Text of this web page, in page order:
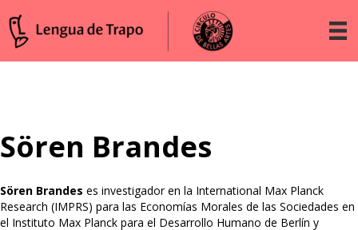
Sören Brandes
Sören Brandes es investigador en la International Max Planck
Research (IMPRS) para las Economías Morales de las Sociedades en
el Instituto Max Planck para el Desarrollo Humano de Berlín y